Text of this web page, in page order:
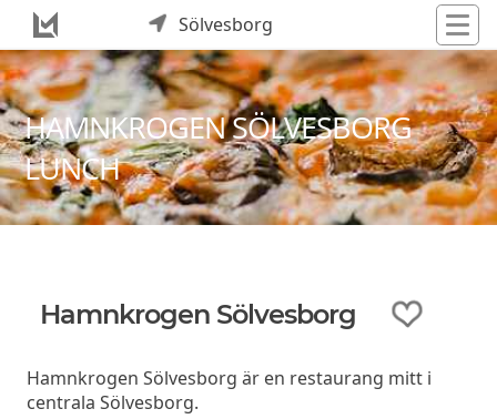
Sölvesborg
HAMNKROGEN SÖLVESBORG
LUNCH
Hamnkrogen Sölvesborg
Hamnkrogen Sölvesborg är en restaurang mitt i
centrala Sölvesborg.